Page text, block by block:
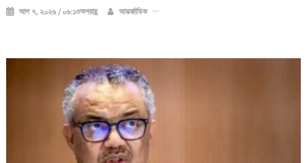
আগ ৭, ২০২৬ / ০৬:১৩অপরাহ্ণ আন্তর্জাতিক